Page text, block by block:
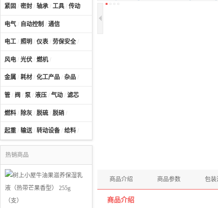
紧固 / 密封 / 轴承 / 工具 / 传动
电气 / 自动控制 / 通信
电工 / 照明 / 仪表 / 劳保安全 /
风电 / 光伏 / 燃机/
金属 / 耗材 / 化工产品 / 杂品 /
管 / 阀 / 泵 / 液压 / 气动 / 滤芯
燃料 / 除灰 / 脱硫 / 脱硝 /
起重 / 输送/ 转动设备 / 给料 /
热销商品
商品介绍 商品参数 包装
商品介绍